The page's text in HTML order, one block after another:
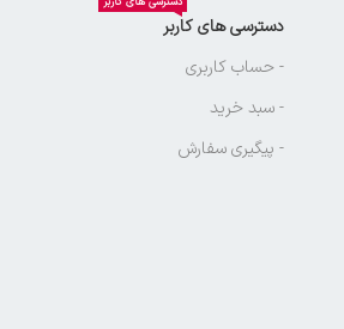
دسترسی های کاربر
- حساب کاربری
- سبد خرید
- پیگیری سفارش